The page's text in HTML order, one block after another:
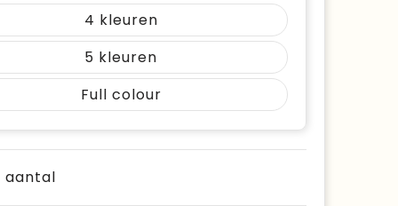
4
5
Full colour
aantal